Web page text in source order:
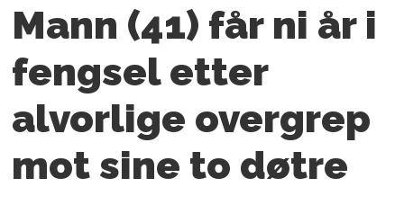
Mann (41) får ni år i
fengsel etter
alvorlige overgrep
mot sine to døtre